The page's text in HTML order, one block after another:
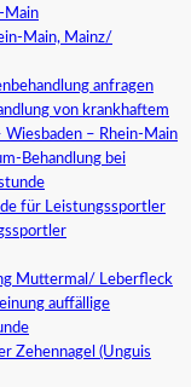
Main
Main, Mainz/
anfragen
von krankhaftem
– Rhein-Main
Behandlung bei
für Leistungssportler
Muttermal/ Leberfleck
auffällige
Zehennagel (Unguis